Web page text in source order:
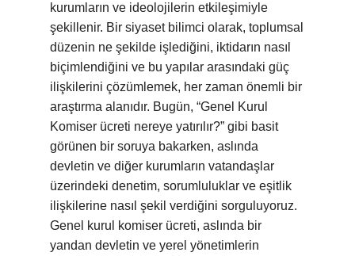
kurumların ve ideolojilerin etkileşimiyle
şekillenir. Bir siyaset bilimci olarak, toplumsal
düzenin ne şekilde işlediğini, iktidarın nasıl
biçimlendiğini ve bu yapılar arasındaki güç
ilişkilerini çözümlemek, her zaman önemli bir
araştırma alanıdır. Bugün, “Genel Kurul
Komiser ücreti nereye yatırılır?” gibi basit
görünen bir soruya bakarken, aslında
devletin ve diğer kurumların vatandaşlar
üzerindeki denetim, sorumluluklar ve eşitlik
ilişkilerine nasıl şekil verdiğini sorguluyoruz.
Genel kurul komiser ücreti, aslında bir
yandan devletin ve yerel yönetimlerin